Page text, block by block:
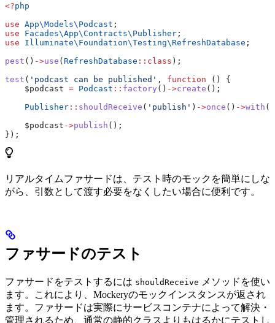
<?php
use App\Models\ Podcast ;
use Facades\App\Contracts\ Publisher ;
use Illuminate\Foundation\Testing\RefreshDatabase ;
pest () ->use ( RefreshDatabase :: class );
test ( 'podcast can be published' , function () {
    $podcast
= Podcast :: factory () ->create ();
    Publisher
:: shouldReceive ( 'publish' ) ->once () ->with (
    $podcast
->publish ();
});
リアルタイムファサードは、テスト時のモックを簡単にしな
がら、引数として渡す必要をなくしたい場合に便利です。
ファサードのテスト
ファサードをテストするには shouldReceive メソッドを使い
ます。これにより、Mockeryのモックインスタンスが返され
ます。ファサードは実際にサービスコンテナによって解決・
管理されるため、通常の静的クラスよりもはるかにテストし